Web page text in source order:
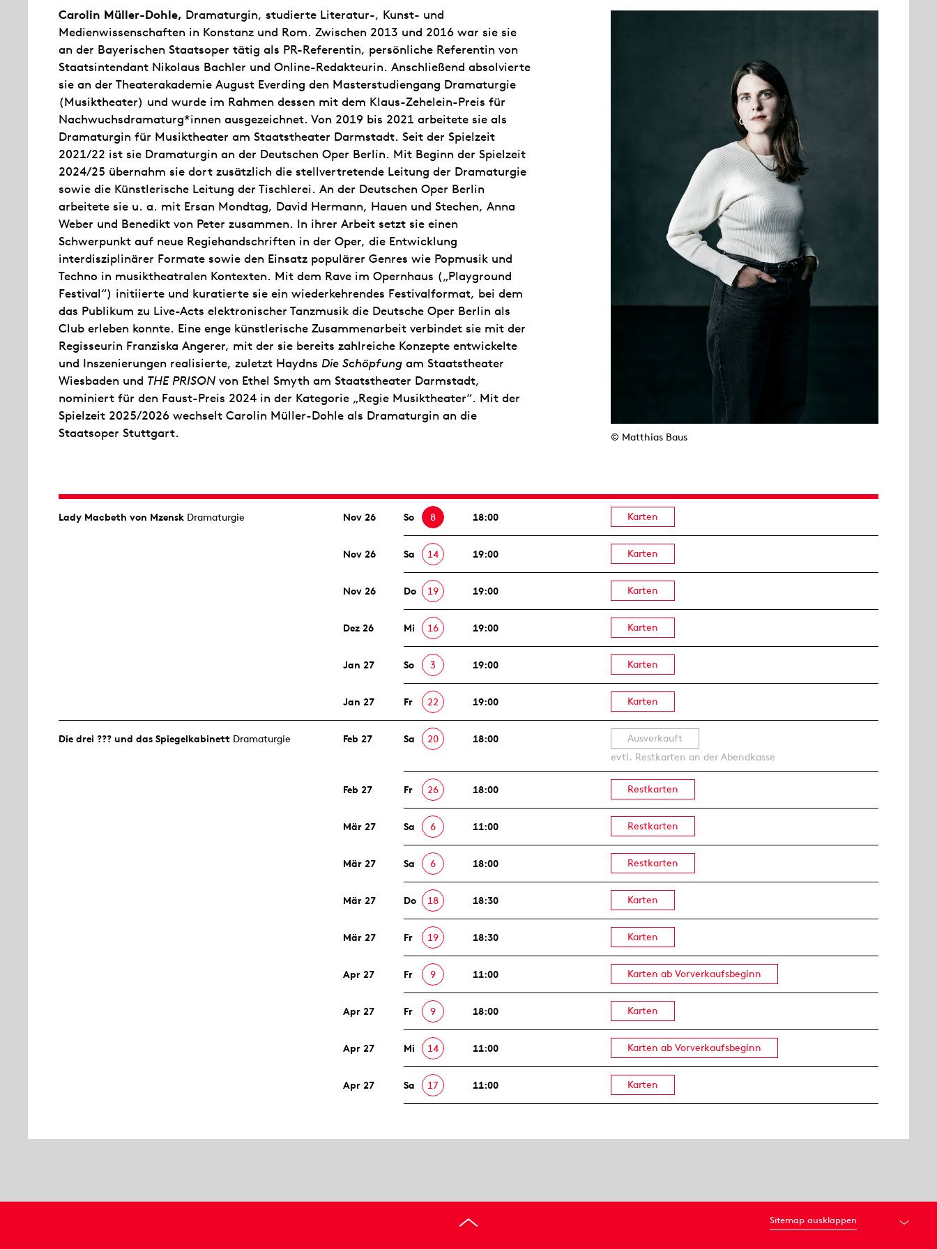
Carolin Müller-Dohle, Dramaturgin, studierte Literatur-, Kunst- und
Medienwissenschaften in Konstanz und Rom. Zwischen 2013 und 2016 war sie sie
an der Bayerischen Staatsoper tätig als PR-Referentin, persönliche Referentin von
Staatsintendant Nikolaus Bachler und Online-Redakteurin. Anschließend absolvierte
sie an der Theaterakademie August Everding den Masterstudiengang Dramaturgie
(Musiktheater) und wurde im Rahmen dessen mit dem Klaus-Zehelein-Preis für
Nachwuchsdramaturg*innen ausgezeichnet. Von 2019 bis 2021 arbeitete sie als
Dramaturgin für Musiktheater am Staatstheater Darmstadt. Seit der Spielzeit
2021/22 ist sie Dramaturgin an der Deutschen Oper Berlin. Mit Beginn der Spielzeit
2024/25 übernahm sie dort zusätzlich die stellvertretende Leitung der Dramaturgie
sowie die Künstlerische Leitung der Tischlerei. An der Deutschen Oper Berlin
arbeitete sie u. a. mit Ersan Mondtag, David Hermann, Hauen und Stechen, Anna
Weber und Benedikt von Peter zusammen. In ihrer Arbeit setzt sie einen
Schwerpunkt auf neue Regiehandschriften in der Oper, die Entwicklung
interdisziplinärer Formate sowie den Einsatz populärer Genres wie Popmusik und
Techno in musiktheatralen Kontexten. Mit dem Rave im Opernhaus („Playground
Festival“) initiierte und kuratierte sie ein wiederkehrendes Festivalformat, bei dem
das Publikum zu Live-Acts elektronischer Tanzmusik die Deutsche Oper Berlin als
Club erleben konnte. Eine enge künstlerische Zusammenarbeit verbindet sie mit der
Regisseurin Franziska Angerer, mit der sie bereits zahlreiche Konzepte entwickelte
und Inszenierungen realisierte, zuletzt Haydns Die Schöpfung am Staatstheater
Wiesbaden und THE PRISON von Ethel Smyth am Staatstheater Darmstadt,
nominiert für den Faust-Preis 2024 in der Kategorie „Regie Musiktheater“. Mit der
Spielzeit 2025/2026 wechselt Carolin Müller-Dohle als Dramaturgin an die
Staatsoper Stuttgart.
© Matthias Baus
Lady Macbeth von Mzensk Dramaturgie Nov 26 So 8 18:00 Karten
Nov 26 Sa 14 19:00 Karten
Nov 26 Do 19 19:00 Karten
Dez 26 Mi 16 19:00 Karten
Jan 27 So 3 19:00 Karten
Jan 27 Fr 22 19:00 Karten
Die drei ??? und das Spiegelkabinett Dramaturgie Feb 27 Sa 20 18:00
Ausverkauft
evtl. Restkarten an der Abendkasse
Feb 27 Fr 26 18:00 Restkarten
Mär 27 Sa 6 11:00 Restkarten
Mär 27 Sa 6 18:00 Restkarten
Mär 27 Do 18 18:30 Karten
Mär 27 Fr 19 18:30 Karten
Apr 27 Fr 9 11:00 Karten ab Vorverkaufsbeginn
Apr 27 Fr 9 18:00 Karten
Apr 27 Mi 14 11:00 Karten ab Vorverkaufsbeginn
Apr 27 Sa 17 11:00 Karten
Sitemap ausklappen